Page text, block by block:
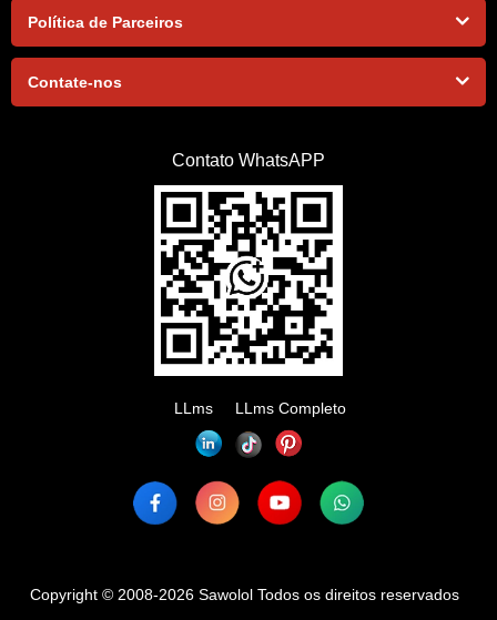
Política de Parceiros
Contate-nos
Contato WhatsAPP
LLms LLms Completo
Copyright © 2008-2026 Sawolol Todos os direitos reservados